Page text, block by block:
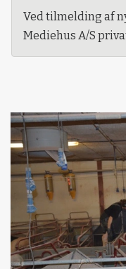
Ved tilmelding af
Mediehus A/S